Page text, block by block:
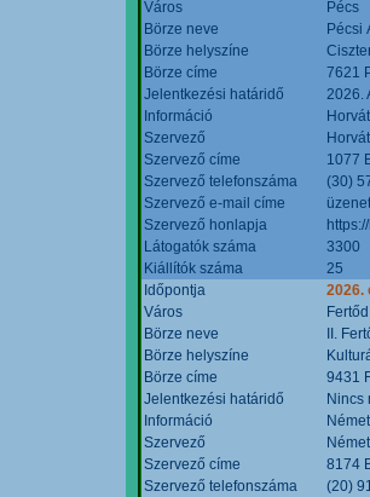
Város
Pécs
Börze neve
Pécsi
Börze helyszíne
Börze címe
7621
Jelentkezési határidő
2026.
Információ
Szervező
Szervező címe
1077
Szervező telefonszáma
(30)
Szervező e-mail címe
Szervező honlapja
Látogatók száma
3300
Kiállítók száma
25
Időpontja
2026.
Város
Fertőd
Börze neve
II.
Börze helyszíne
Börze címe
9431
Jelentkezési határidő
Nincs
Információ
Szervező
Szervező címe
8174
Szervező telefonszáma
(20)